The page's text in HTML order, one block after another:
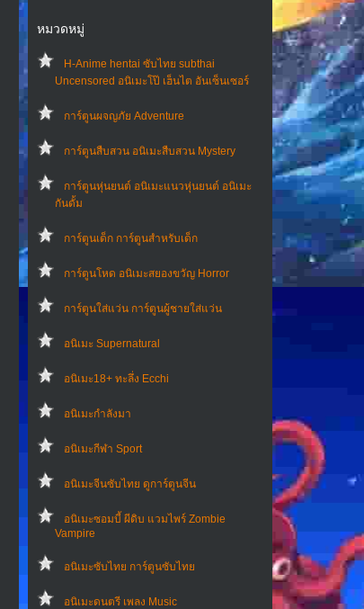
หมวดหมู่
H-Anime hentai ซับไทย subthai
Uncensored อนิเมะโป๊ เฮ็นไต อันเซ็นเซอร์
การ์ตูนผจญภัย Adventure
การ์ตูนสืบสวน อนิเมะสืบสวน Mystery
การ์ตูนหุ่นยนต์ อนิเมะแนวหุ่นยนต์ อนิเมะ
กันดั้ม
การ์ตูนเด็ก การ์ตูนสำหรับเด็ก
การ์ตูนโหด อนิเมะสยองขวัญ Horror
การ์ตูนใส่แว่น การ์ตูนผู้ชายใส่แว่น
อนิเมะ Supernatural
อนิเมะ18+ ทะลึ่ง Ecchi
อนิเมะกำลังมา
อนิเมะกีฬา Sport
อนิเมะจีนซับไทย ดูการ์ตูนจีน
อนิเมะซอมบี้ ผีดิบ แวมไพร์ Zombie
Vampire
อนิเมะซับไทย การ์ตูนซับไทย
อนิเมะดนตรี เพลง Music